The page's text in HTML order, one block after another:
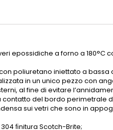
epossidiche a forno a 180°C
poliuretano iniettato a bassa
in un unico pezzo con
al fine di evitare
del bordo perimetrale
sui vetri che sono in
ﬁnitura Scotch-Brite;